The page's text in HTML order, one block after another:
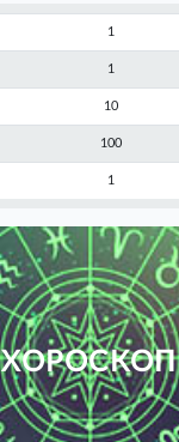
1
1
10
100
1
ХОРОСКОП